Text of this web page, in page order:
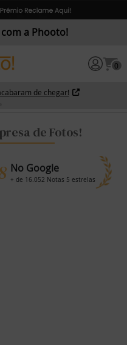
com a Phooto!
0
de chegar!
de Fotos!
No Google
+ de 16.052 Notas 5 estrelas